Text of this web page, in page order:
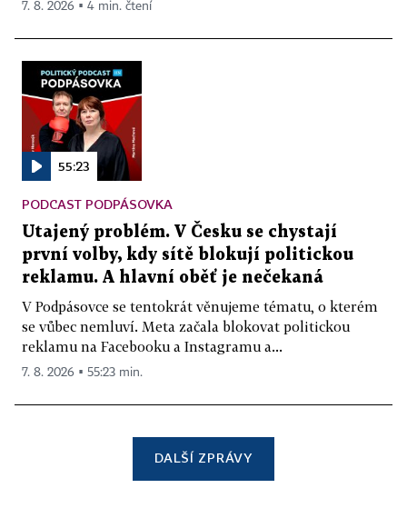
7. 8. 2026 ▪ 4 min. čtení
55:23
PODCAST PODPÁSOVKA
Utajený problém. V Česku se chystají
první volby, kdy sítě blokují politickou
reklamu. A hlavní oběť je nečekaná
V Podpásovce se tentokrát věnujeme tématu, o kterém
se vůbec nemluví. Meta začala blokovat politickou
reklamu na Facebooku a Instagramu a...
7. 8. 2026 ▪ 55:23 min.
DALŠÍ ZPRÁVY